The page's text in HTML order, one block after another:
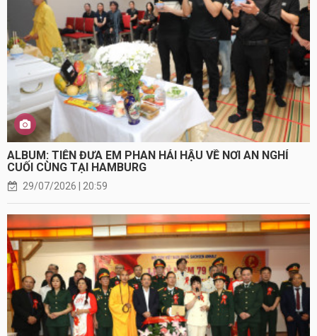
ALBUM: TIỄN ĐƯA EM PHAN HẢI HẬU VỀ NƠI AN NGHỈ
CUỐI CÙNG TẠI HAMBURG
29/07/2026 | 20:59